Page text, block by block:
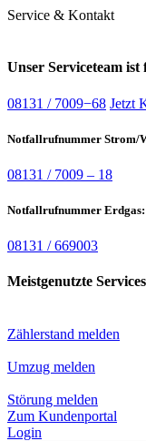
Service & Kontakt
Unser Serviceteam ist
08131 / 7009−68 Jetzt
Notfallrufnummer Strom/
08131 / 7009 – 18
Notfallrufnummer Erdgas:
08131 / 669003
Meistgenutzte Services
Zählerstand melden
Umzug melden
Störung melden
Zum Kundenportal
Login